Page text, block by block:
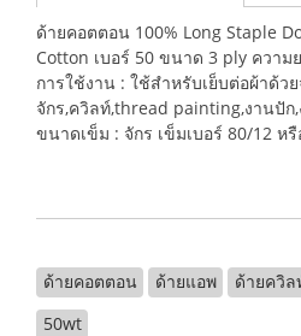
ด้ายคอตตอน 100% Long Staple
Cotton เบอร์ 50 ขนาด 3 ply ความ
การใช้งาน : ใช้สำหรับเย็บต่อผ้าด้ว
จักร,ควิลท์,thread painting,งานปัก
ขนาดเข็ม : จักร เข็มเบอร์ 80/12 ห
ด้ายคอตตอน ด้ายแอพ ด้ายควิล
50wt